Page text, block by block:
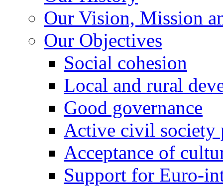
Our Vision, Mission
Our Objectives
Social cohesion
Local and rural
Good governance
Active civil society
Acceptance of
Support for Euro-